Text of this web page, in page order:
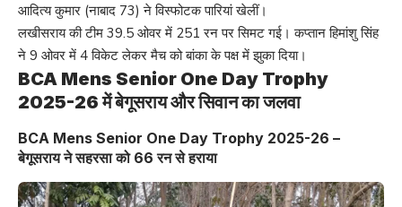
आदित्य कुमार (नाबाद 73) ने विस्फोटक पारियां खेलीं।
लखीसराय की टीम 39.5 ओवर में 251 रन पर सिमट गई। कप्तान हिमांशु सिंह
ने 9 ओवर में 4 विकेट लेकर मैच को बांका के पक्ष में झुका दिया।
BCA Mens Senior One Day Trophy
2025-26 में बेगूसराय और सिवान का जलवा
BCA Mens Senior One Day Trophy 2025-26 –
बेगूसराय ने सहरसा को 66 रन से हराया